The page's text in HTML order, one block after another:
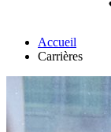
Accueil
Carrières